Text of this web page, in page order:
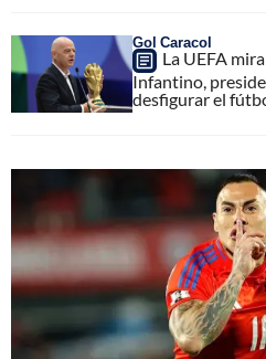
Gol Caracol
La UEFA
Infantino,
desfigurar el